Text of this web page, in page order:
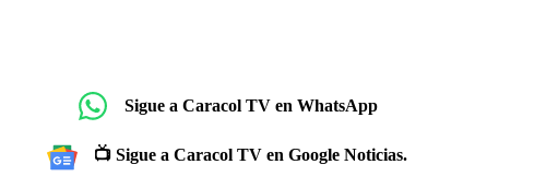
Sigue a Caracol TV en WhatsApp
📺 Sigue a Caracol TV en Google Noticias.